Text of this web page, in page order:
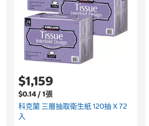
$1,159
$0.14 / 1張
科克蘭 三層抽取衛生紙 120抽 X 72
入